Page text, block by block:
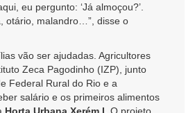
eu pergunto: ‘Já almoçou?’.
otário, malandro…”, disse o
vão ser ajudadas. Agricultores
Zeca Pagodinho (IZP), junto
Federal Rural do Rio e a
salário e os primeiros alimentos
Horta Urbana Xerém I . O projeto